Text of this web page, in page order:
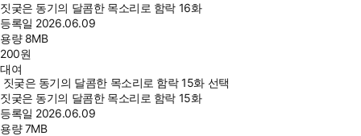
짓궂은 동기의 달콤한 목소리로 함락 16화
등록일 2026.06.09
용량 8MB
200원
대여
짓궂은 동기의 달콤한 목소리로 함락 15화 선택
짓궂은 동기의 달콤한 목소리로 함락 15화
등록일 2026.06.09
용량7MB